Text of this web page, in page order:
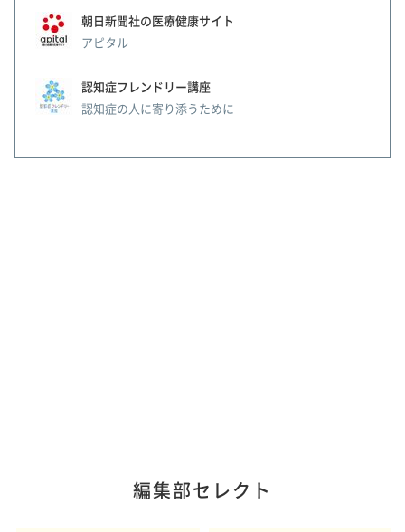
朝日新聞社の医療健康サイト
アピタル
認知症フレンドリー講座
認知症の人に寄り添うために
編集部セレクト